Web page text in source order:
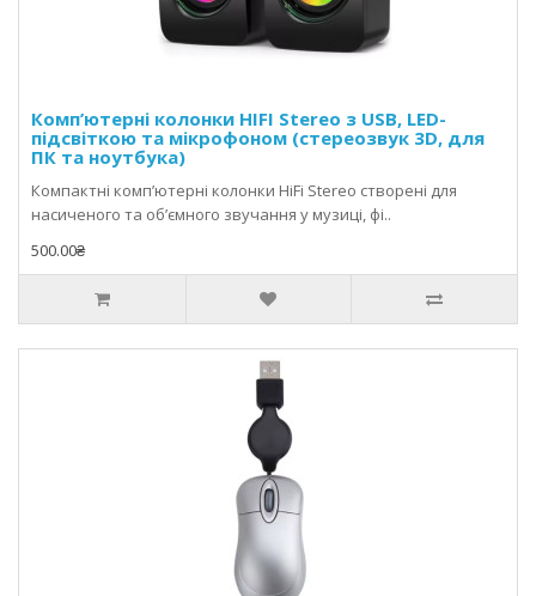
Комп’ютерні колонки HIFI Stereo з USB, LED-
підсвіткою та мікрофоном (стереозвук 3D, для
ПК та ноутбука)
Компактні комп’ютерні колонки HiFi Stereo створені для
насиченого та об’ємного звучання у музиці, фі..
500.00₴